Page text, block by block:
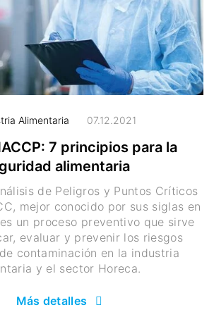
Alimentaria 07.12.2021
7 principios para la
alimentaria
de Peligros y Puntos Críticos
mejor conocido por sus siglas en
un proceso preventivo que sirve
evaluar y prevenir los riesgos
contaminación en la industria
y el sector Horeca.
Más detalles